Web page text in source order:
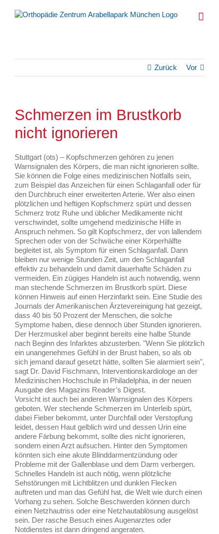
Inhalt
Zurück Vor
Schmerzen im Brustkorb
nicht ignorieren
Stuttgart (ots) – Kopfschmerzen gehören zu jenen
Warnsignalen des Körpers, die man nicht ignorieren sollte.
Sie können die Folge eines medizinischen Notfalls sein,
zum Beispiel das Anzeichen für einen Schlaganfall oder für
den Durchbruch einer erweiterten Arterie. Wer also einen
plötzlichen und heftigen Kopfschmerz spürt und dessen
Schmerz trotz Ruhe und üblicher Medikamente nicht
verschwindet, sollte umgehend medizinische Hilfe in
Anspruch nehmen. So gilt Kopfschmerz, der von lallendem
Sprechen oder von der Schwäche einer Körperhälfte
begleitet ist, als Symptom für einen Schlaganfall. Dann
bleiben nur wenige Stunden Zeit, um den Schlaganfall
effektiv zu behandeln und damit dauerhafte Schäden zu
vermeiden. Ein zügiges Handeln ist auch notwendig, wenn
man stechende Schmerzen im Brustkorb spürt. Diese
können Hinweis auf einen Herzinfarkt sein. Eine Studie des
Journals der Amerikanischen Ärztevereinigung hat gezeigt,
dass 40 bis 50 Prozent der Menschen, die solche
Symptome haben, diese dennoch über Stunden ignorieren.
Der Herzmuskel aber beginnt bereits eine halbe Stunde
nach Beginn des Infarktes abzusterben. "Wenn Sie plötzlich
ein unangenehmes Gefühl in der Brust haben, so als ob
sich jemand darauf gesetzt hätte, sollten Sie alarmiert sein",
sagt Dr. David Fischmann, Interventionskardiologe an der
Medizinischen Hochschule in Philadelphia, in der neuen
Ausgabe des Magazins Reader’s Digest.
Vorsicht ist auch bei anderen Warnsignalen des Körpers
geboten. Wer stechende Schmerzen im Unterleib spürt,
dabei Fieber bekommt, unter Durchfall oder Verstopfung
leidet, dessen Haut gelblich wird und dessen Urin eine
andere Färbung bekommt, sollte dies nicht ignorieren,
sondern einen Arzt aufsuchen. Hinter den Symptomen
könnten sich eine akute Blinddarmentzündung oder
Probleme mit der Gallenblase und dem Darm verbergen.
Schnelles Handeln ist auch nötig, wenn plötzliche
Sehstörungen mit Lichtblitzen und dunklen Flecken
auftreten und man das Gefühl hat, die Welt wie durch einen
Vorhang zu sehen. Solche Beschwerden können durch
einen Netzhautriss oder eine Netzhautablösung ausgelöst
sein. Der rasche Besuch eines Augenarztes oder
Notdienstes ist dann dringend angeraten.